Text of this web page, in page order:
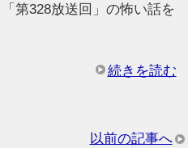
第328放送回」の怖い話を
続きを読む
以前の記事へ